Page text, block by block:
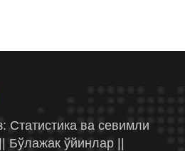
Статистика ва севимли
Бўлажак ўйинлар ||